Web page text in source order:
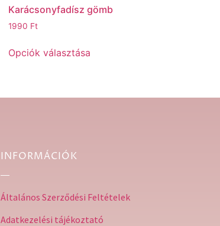
Karácsonyfadísz gömb
1990 Ft
Opciók választása
INFORMÁCIÓK
Általános Szerződési Feltételek
Adatkezelési tájékoztató